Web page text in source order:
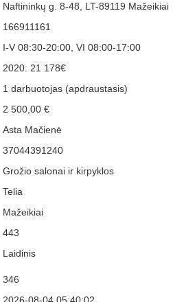
Naftininkų g. 8-48, LT-89119 Mažeikiai
166911161
I-V 08:30-20:00, VI 08:00-17:00
2020: 21 178€
1 darbuotojas (apdraustasis)
2 500,00 €
Asta Mačienė
37044391240
Grožio salonai ir kirpyklos
Telia
Mažeikiai
443
Laidinis
346